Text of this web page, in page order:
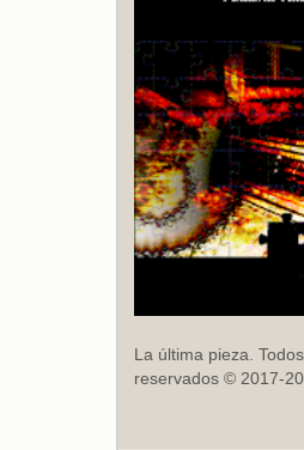
La última pieza.
reservados © 2017-